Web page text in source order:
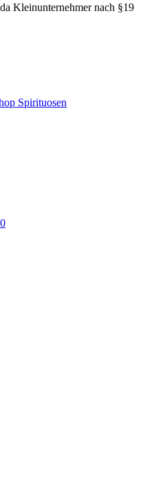
Kleinunternehmer nach §19